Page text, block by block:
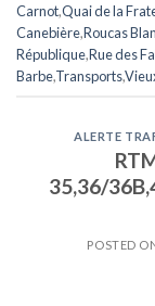
Carnot,Quai de la
Canebière,Roucas
République,Rue des
Barbe,Transports,
ALERTE
35,36/
POSTED